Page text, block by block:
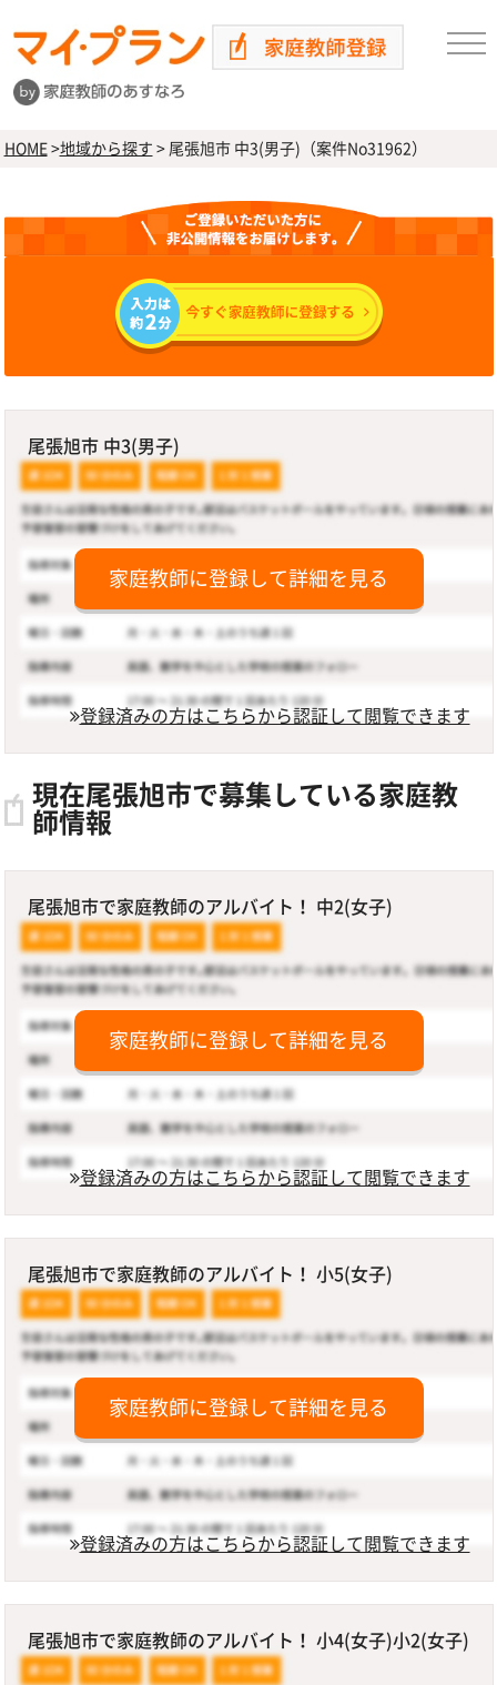
HOME>地域から探す >尾張旭市 中3(男子)（案件No31962）
尾張旭市 中3(男子)
家庭教師に登録して詳細を見る
登録済みの方はこちらから認証して閲覧できます
現在尾張旭市で募集している家庭教
師情報
尾張旭市で家庭教師のアルバイト！ 中2(女子)
家庭教師に登録して詳細を見る
登録済みの方はこちらから認証して閲覧できます
尾張旭市で家庭教師のアルバイト！ 小5(女子)
家庭教師に登録して詳細を見る
登録済みの方はこちらから認証して閲覧できます
尾張旭市で家庭教師のアルバイト！ 小4(女子)小2(女子)